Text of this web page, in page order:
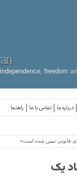
independence freedom
راهنما تماس با ما درباره ما
قانونی تبیین شده است»
یک